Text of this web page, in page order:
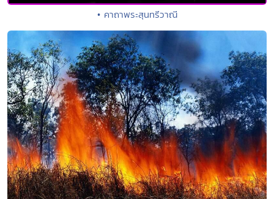
• คาถาพระสุนทรีวาณี